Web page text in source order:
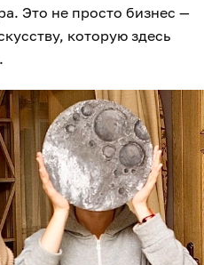
Это не просто бизнес —
которую здесь